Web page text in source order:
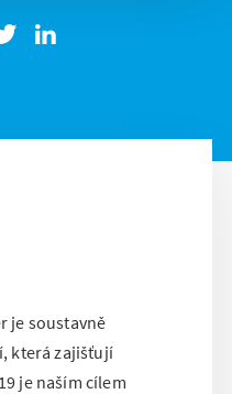
je soustavně
která zajišťují
je naším cílem